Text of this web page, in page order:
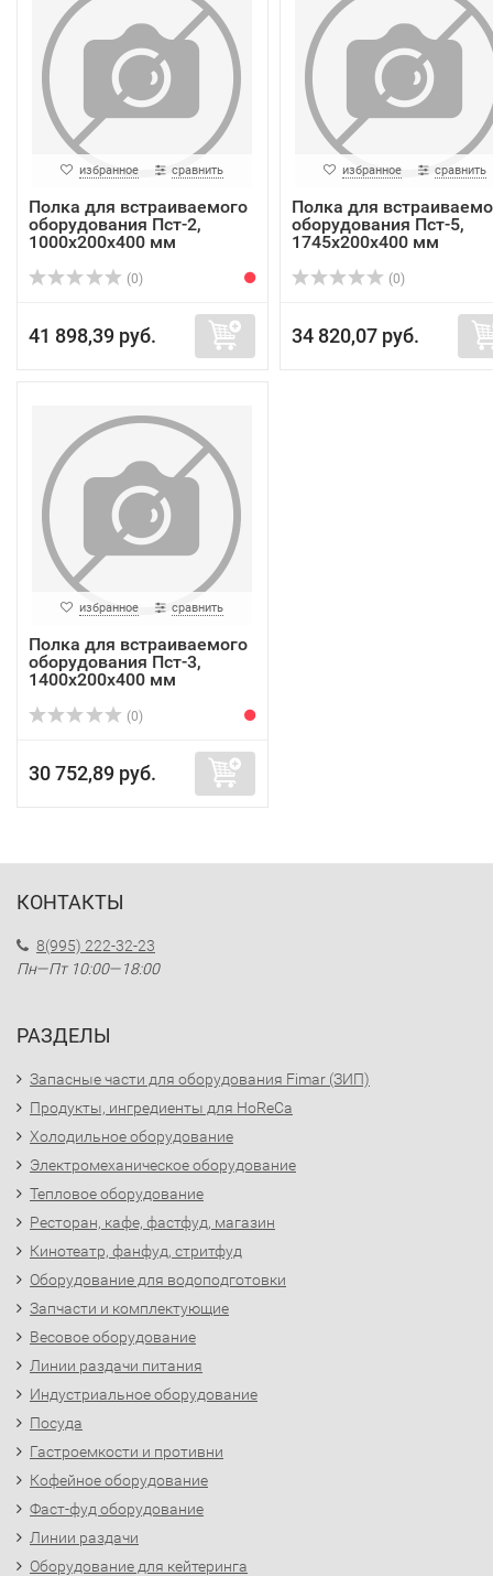
избранное сравнить
Полка для встраиваемого
оборудования Пст-2,
1000х200х400 мм
(0)
41 898,39 руб.
избранное сравнить
Полка для
оборудования Пст-5,
1745х200х400 мм
(0)
34 820,07 руб.
избранное сравнить
Полка для встраиваемого
оборудования Пст-3,
1400х200х400 мм
(0)
30 752,89 руб.
КОНТАКТЫ
8(995) 222-32-23
Пн—Пт 10:00—18:00
РАЗДЕЛЫ
Запасные части для оборудования Fimar (ЗИП)
Продукты, ингредиенты для HoReCa
Холодильное оборудование
Электромеханическое оборудование
Тепловое оборудование
Ресторан, кафе, фастфуд, магазин
Кинотеатр, фанфуд, стритфуд
Оборудование для водоподготовки
Запчасти и комплектующие
Весовое оборудование
Линии раздачи питания
Индустриальное оборудование
Посуда
Гастроемкости и противни
Кофейное оборудование
Фаст-фуд оборудование
Линии раздачи
Оборудование для кейтеринга